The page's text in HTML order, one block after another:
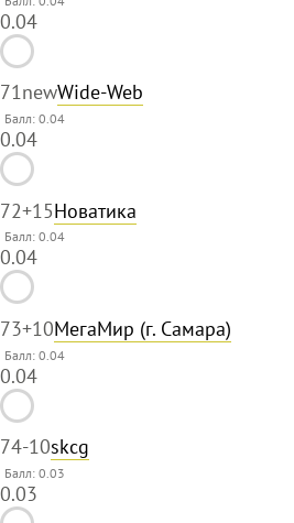
0.04
71newWide-Web
Балл: 0.04
0.04
72+15Новатика
Балл: 0.04
0.04
73+10МегаМир (г. Самара)
Балл: 0.04
0.04
74-10skcg
Балл: 0.03
0.03